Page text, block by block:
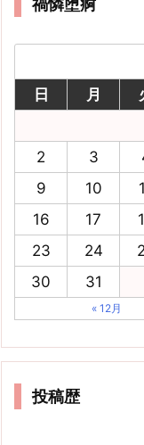
禍憐堕痾
日
月
2
3
9
10
16
17
23
24
30
31
« 12月
投稿歴